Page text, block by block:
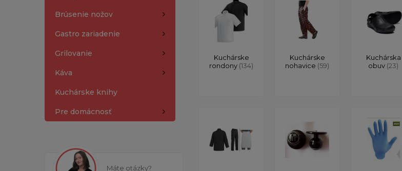
Brúsenie nožov
Gastro zariadenie
Grilovanie
Káva
Kuchárske knihy
Pre domácnosť
Máte otázky?
Kuchárske
rondony (134)
Kuchárske
nohavice (59)
Kuchárska
obuv (23)